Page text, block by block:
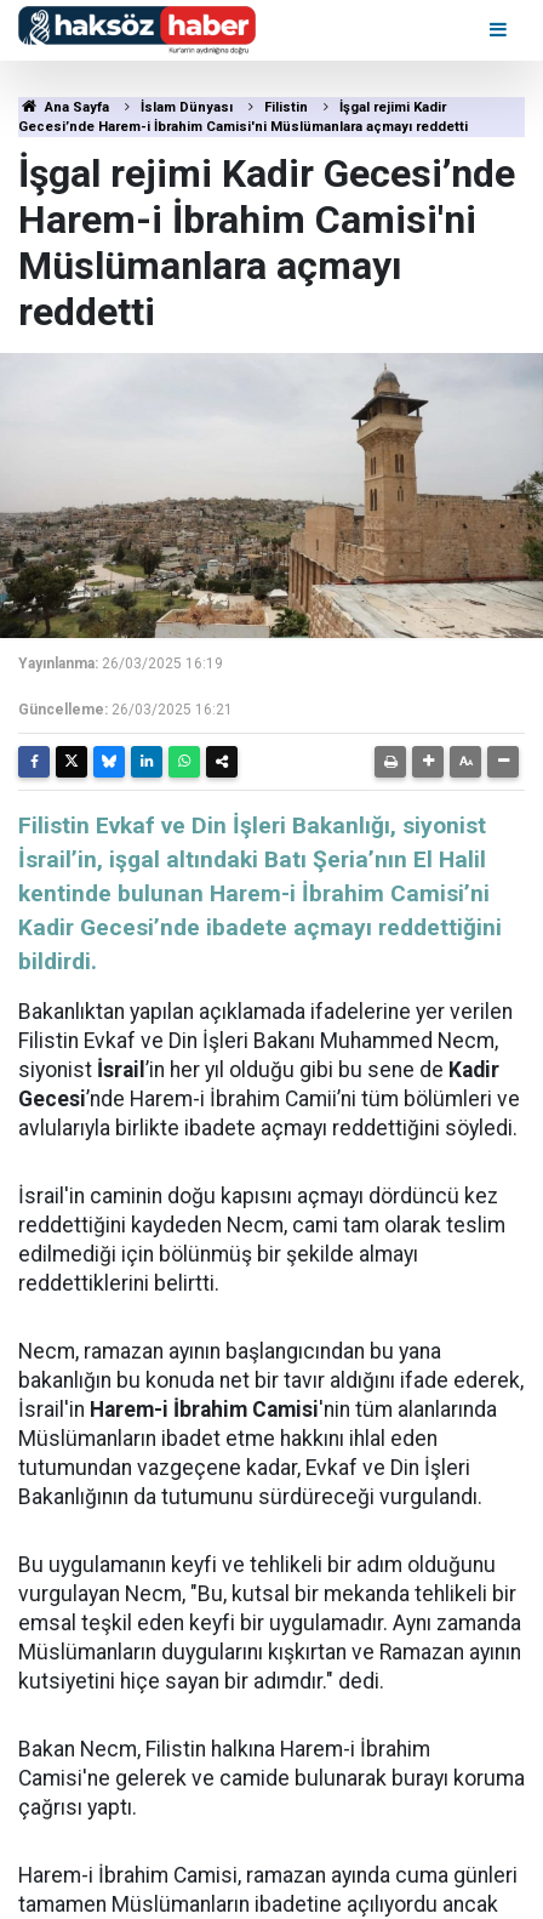
Ana Sayfa İslam Dünyası Filistin
İşgal rejimi Kadir
Gecesi’nde Harem-i İbrahim Camisi'ni Müslümanlara açmayı reddetti
İşgal rejimi Kadir Gecesi’nde
Harem-i İbrahim Camisi'ni
Müslümanlara açmayı
reddetti
Yayınlanma: 26/03/2025 16:19
Güncelleme: 26/03/2025 16:21
Filistin Evkaf ve Din İşleri Bakanlığı, siyonist
İsrail’in, işgal altındaki Batı Şeria’nın El Halil
kentinde bulunan Harem-i İbrahim Camisi’ni
Kadir Gecesi’nde ibadete açmayı reddettiğini
bildirdi.
Bakanlıktan yapılan açıklamada ifadelerine yer verilen
Filistin Evkaf ve Din İşleri Bakanı Muhammed Necm,
siyonist İsrail ’in her yıl olduğu gibi bu sene de Kadir
Gecesi’nde Harem-i İbrahim Camii’ni tüm bölümleri ve
avlularıyla birlikte ibadete açmayı reddettiğini söyledi.
İsrail'in caminin doğu kapısını açmayı dördüncü kez
reddettiğini kaydeden Necm, cami tam olarak teslim
edilmediği için bölünmüş bir şekilde almayı
reddettiklerini belirtti.
Necm, ramazan ayının başlangıcından bu yana
bakanlığın bu konuda net bir tavır aldığını ifade ederek,
İsrail'in Harem-i İbrahim Camisi'nin tüm alanlarında
Müslümanların ibadet etme hakkını ihlal eden
tutumundan vazgeçene kadar, Evkaf ve Din İşleri
Bakanlığının da tutumunu sürdüreceği vurgulandı.
Bu uygulamanın keyfi ve tehlikeli bir adım olduğunu
vurgulayan Necm, "Bu, kutsal bir mekanda tehlikeli bir
emsal teşkil eden keyfi bir uygulamadır. Aynı zamanda
Müslümanların duygularını kışkırtan ve Ramazan ayının
kutsiyetini hiçe sayan bir adımdır." dedi.
Bakan Necm, Filistin halkına Harem-i İbrahim
Camisi'ne gelerek ve camide bulunarak burayı koruma
çağrısı yaptı.
Harem-i İbrahim Camisi, ramazan ayında cuma günleri
tamamen Müslümanların ibadetine açılıyordu ancak